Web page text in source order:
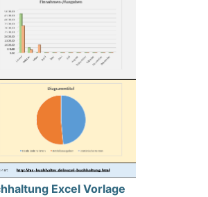
Excel Vorlage